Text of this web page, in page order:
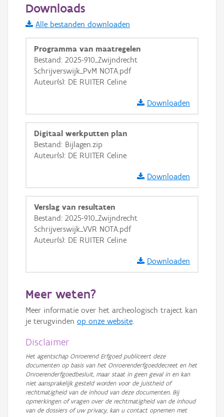
Informatie Vlaanderen
i
+ −
Basis Lagen
Ortho
GRB-Basiskaart in grijswaarden
Downloads
Alle bestanden downloaden
Programma van maatregelen
Bestand: 2025-910_Zwijndrecht
Schrijverswijk_PvM NOTA.pdf
Auteur(s): DE RUITER Celine
Downloaden
Digitaal werkputten plan
Bestand: Bijlagen.zip
Auteur(s): DE RUITER Celine
Downloaden
Verslag van resultaten
Bestand: 2025-910_Zwijndrecht
Schrijverswijk_VVR NOTA.pdf
Auteur(s): DE RUITER Celine
Downloaden
Meer weten?
Meer informatie over het archeologisch traject kan
je terugvinden op onze website.
Disclaimer
Het agentschap Onroerend Erfgoed publiceert deze
documenten op basis van het Onroerenderfgoeddecreet en het
Onroerenderfgoedbesluit, maar staat in geen geval in en kan
niet aansprakelijk gesteld worden voor de juistheid of
rechtmatigheid van de inhoud van deze documenten. Bij
opmerkingen of vragen over de rechtmatigheid van de inhoud
van de dossiers of uw privacy, kan u contact opnemen met